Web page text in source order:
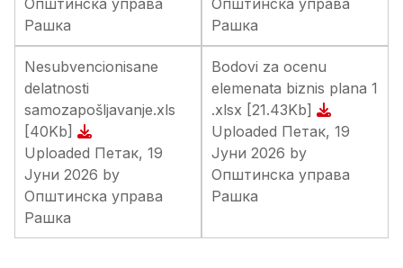
Општинска управа
Рашка
Општинска управа
Рашка
Nesubvencionisane
delatnosti
samozapošljavanje.xls
[40Kb]
Uploaded Петак, 19
Јуни 2026 by
Општинска управа
Рашка
Bodovi za ocenu
elemenata biznis plana 1
.xlsx [21.43Kb]
Uploaded Петак, 19
Јуни 2026 by
Општинска управа
Рашка